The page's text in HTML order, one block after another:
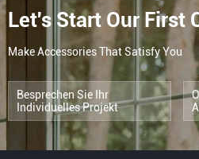
Let's Start Our First
Make Accessories That Satisfy You
Besprechen Sie Ihr
Individuelles Projekt